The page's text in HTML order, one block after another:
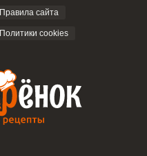
Правила сайта
Политики cookies